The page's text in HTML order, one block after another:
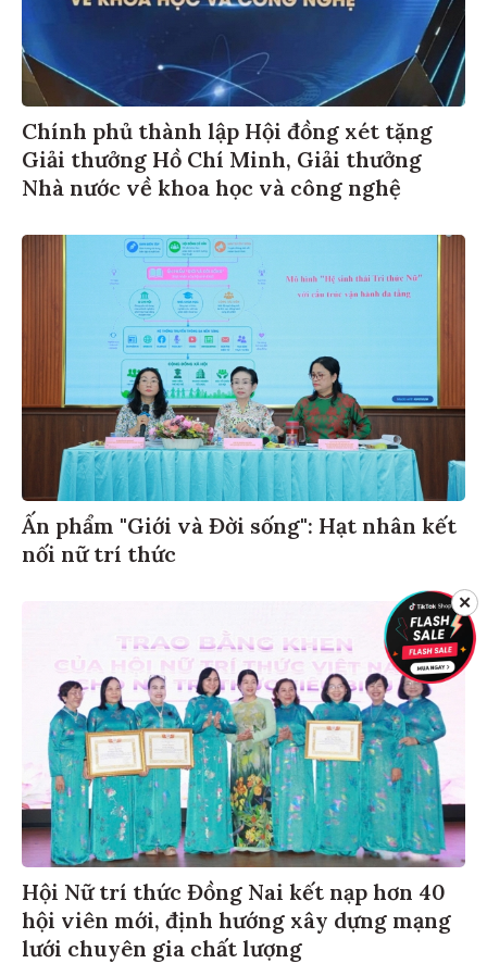
Chính phủ thành lập Hội đồng xét tặng
Giải thưởng Hồ Chí Minh, Giải thưởng
Nhà nước về khoa học và công nghệ
Ấn phẩm "Giới và Đời sống": Hạt nhân kết
nối nữ trí thức
Hội Nữ trí thức Đồng Nai kết nạp hơn 40
hội viên mới, định hướng xây dựng mạng
lưới chuyên gia chất lượng
✕